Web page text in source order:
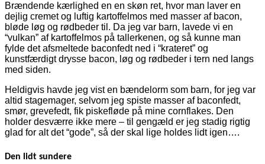
Brændende kærlighed en en skøn ret, hvor man laver en
dejlig cremet og luftig kartoffelmos med masser af bacon,
bløde løg og rødbeder til. Da jeg var barn, lavede vi en
“vulkan” af kartoffelmos på tallerkenen, og så kunne man
fylde det afsmeltede baconfedt ned i “krateret” og
kunstfærdigt drysse bacon, løg og rødbeder i tern ned langs
med siden.
Heldigvis havde jeg vist en bændelorm som barn, for jeg var
altid stagemager, selvom jeg spiste masser af baconfedt,
smør, grevefedt, fik piskefløde på mine cornflakes. Den
holder desværre ikke mere – til gengæld er jeg stadig rigtig
glad for alt det “gode”, så der skal lige holdes lidt igen….
Den lidt sundere